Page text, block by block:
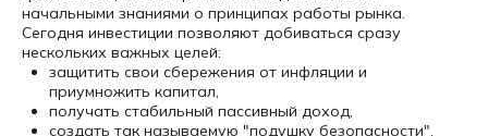
начальными знаниями о принципах работы рынка.
Сегодня инвестиции позволяют добиваться сразу
нескольких важных целей:
защитить свои сбережения от инфляции и
приумножить капитал,
получать стабильный пассивный доход,
создать так называемую "подушку безопасности",